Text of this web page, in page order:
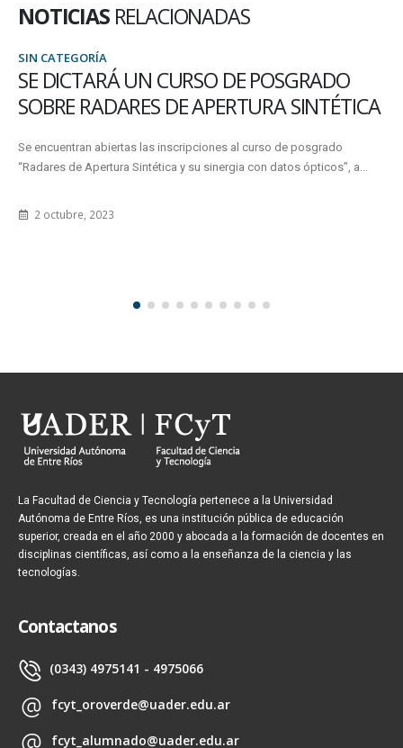
NOTICIAS RELACIONADAS
a...
POR FALTA DE QUÓRUM VUELVE
SUSPENDERSE LA CUARTA SESIÓN
Según se informó desde la Secretaría del Consejo
La Facultad de Ciencia y Tecnología pertenece a la Universidad
Autónoma de Entre Ríos, es una institución pública de educación
superior, creada en el año 2000 y abocada a la formación de docentes en
disciplinas científicas, así como a la enseñanza de la ciencia y las
tecnologías.
Contactanos
(0343) 4975141 - 4975066
fcyt_oroverde@uader.edu.ar
fcyt_alumnado@uader.edu.ar